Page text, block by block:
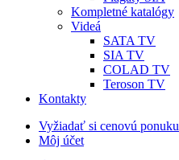
Kompletné katalógy
Videá
SATA TV
SIA TV
COLAD TV
Teroson TV
Kontakty
Vyžiadať si cenovú ponuku
Môj účet